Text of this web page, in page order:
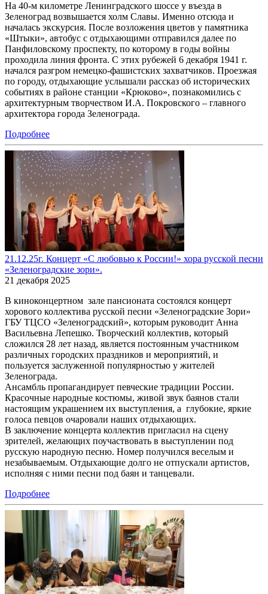
На 40-м километре Ленинградского шоссе у въезда в
Зеленоград возвышается холм Славы. Именно отсюда и
началась экскурсия. После возложения цветов у памятника
«Штыки», автобус с отдыхающими отправился далее по
Панфиловскому проспекту, по которому в годы войны
проходила линия фронта. С этих рубежей 6 декабря 1941 г.
начался разгром немецко-фашистских захватчиков. Проезжая
по городу, отдыхающие услышали рассказ об исторических
событиях в районе станции «Крюково», познакомились с
архитектурным творчеством И.А. Покровского – главного
архитектора города Зеленограда.
Подробнее
21.12.25г. Концерт «С любовью к России!» хора русской песни
«Зеленоградские зори».
21 декабря 2025
В киноконцертном зале пансионата состоялся концерт
хорового коллектива русской песни «Зеленоградские Зори»
ГБУ ТЦСО «Зеленоградский», которым руководит Анна
Васильевна Лепешко. Творческий коллектив, который
сложился 28 лет назад, является постоянным участником
различных городских праздников и мероприятий, и
пользуется заслуженной популярностью у жителей
Зеленограда.
Ансамбль пропагандирует певческие традиции России.
Красочные народные костюмы, живой звук баянов стали
настоящим украшением их выступления, а глубокие, яркие
голоса певцов очаровали наших отдыхающих.
В заключение концерта коллектив пригласил на сцену
зрителей, желающих поучаствовать в выступлении под
русскую народную песню. Номер получился веселым и
незабываемым. Отдыхающие долго не отпускали артистов,
исполняя с ними песни под баян и танцевали.
Подробнее